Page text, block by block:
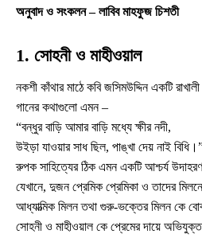
অনুবাদ ও সংকলন – লাবিব মাহফুজ চিশতী
1. সোহনী ও মাহীওয়াল
নকশী কাঁথার মাঠে কবি জসিমউদ্দিন একটি
গানের কথাগুলো এমন –
“বন্ধুর বাড়ি আমার বাড়ি মধ্যে ক্ষীর নদী,
উইড়া যাওয়ার সাধ ছিল, পাঙ্খা দেয় নাই
রুপক সাহিত্যের ঠিক এমন একটি আশ্চর্য
যেখানে, দুজন প্রেমিক প্রেমিকা ও তাদের
আধ্যাত্মিক মিলন তথা গুরু-ভক্তের মিলন কে
সোহনী ও মাহীওয়াল কে প্রেমের দায়ে